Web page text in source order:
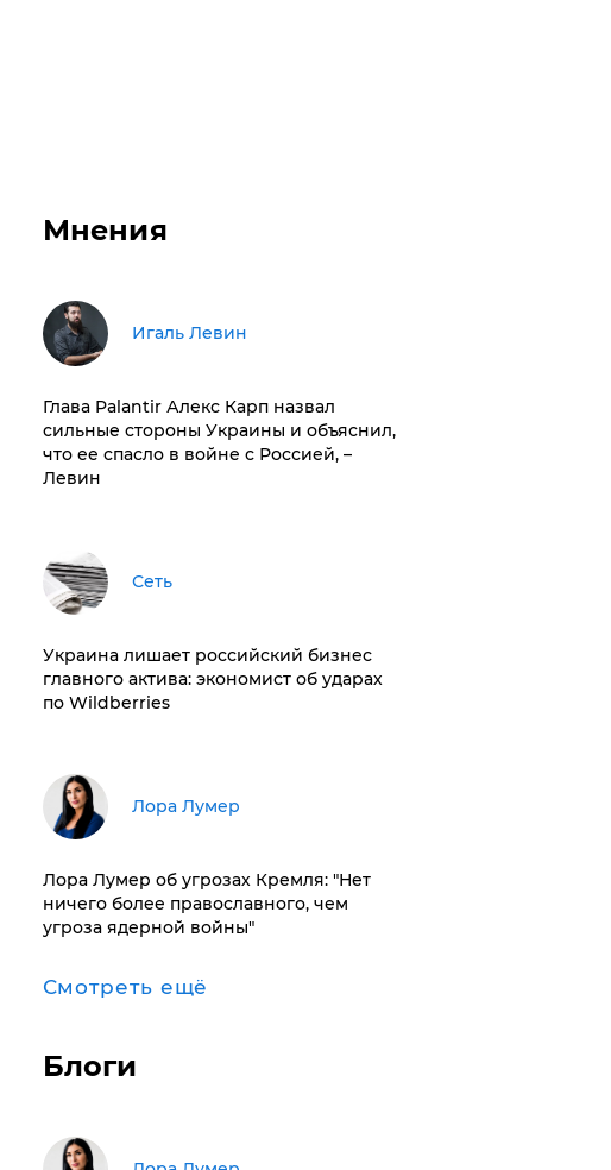
Мнения
Игаль Левин
Глава Palantir Алекс Карп назвал
сильные стороны Украины и объяснил,
что ее спасло в войне с Россией, –
Левин
Сеть
​Украина лишает российский бизнес
главного актива: экономист об ударах
по Wildberries
​Лора Лумер
Лора Лумер об угрозах Кремля: "Нет
ничего более православного, чем
угроза ядерной войны"
Смотреть ещё
Блоги